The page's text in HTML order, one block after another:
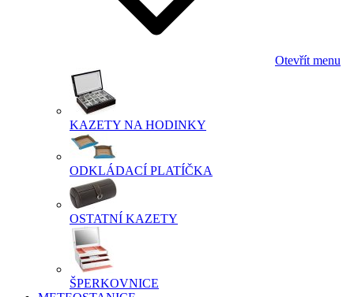
Otevřít menu
KAZETY NA HODINKY
ODKLÁDACÍ PLATÍČKA
OSTATNÍ KAZETY
ŠPERKOVNICE